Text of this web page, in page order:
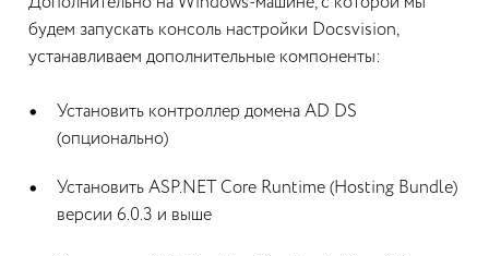
будем запускать консоль настройки Docsvision,
устанавливаем дополнительные компоненты:
Установить контроллер домена AD DS
(опционально)
Установить ASP.NET Core Runtime (Hosting Bundle)
версии 6.0.3 и выше